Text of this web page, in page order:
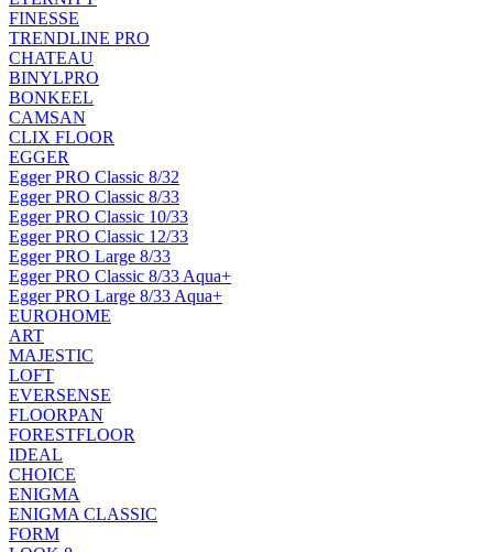
FINESSE
TRENDLINE PRO
CHATEAU
BINYLPRO
BONKEEL
CAMSAN
CLIX FLOOR
EGGER
Egger PRO Classic 8/32
Egger PRO Classic 8/33
Egger PRO Classic 10/33
Egger PRO Classic 12/33
Egger PRO Large 8/33
Egger PRO Classic 8/33 Aqua+
Egger PRO Large 8/33 Aqua+
EUROHOME
ART
MAJESTIC
LOFT
EVERSENSE
FLOORPAN
FORESTFLOOR
IDEAL
CHOICE
ENIGMA
ENIGMA CLASSIC
FORM